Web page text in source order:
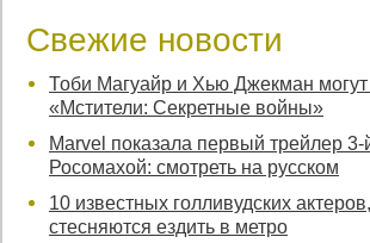
Свежие новости
Тоби Магуайр и Хью Джекман
«Мстители: Секретные войны»
Marvel показала первый трейлер 3-
Росомахой: смотреть на русском
10 известных голливудских
стесняются ездить в метро